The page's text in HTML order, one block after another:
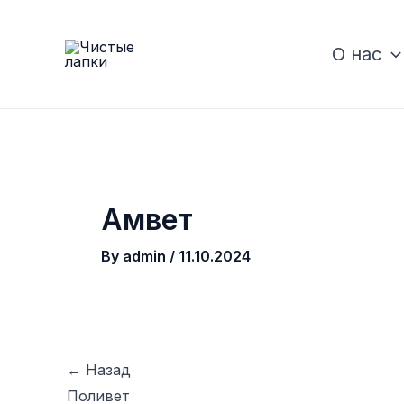
О нас
Амвет
By admin / 11.10.2024
Post
navigation
← Назад
Поливет